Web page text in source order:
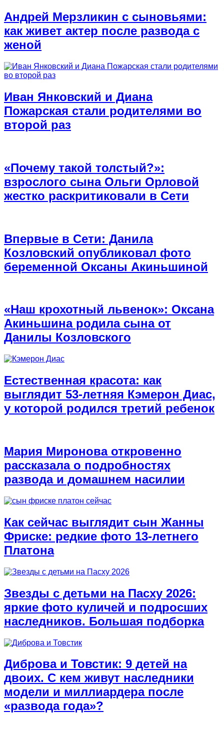
Андрей Мерзликин с сыновьями:
как живет актер после развода с
женой
Иван Янковский и Диана
Пожарская стали родителями во
второй раз
«Почему такой толстый?»:
взрослого сына Ольги Орловой
жестко раскритиковали в Сети
Впервые в Сети: Данила
Козловский опубликовал фото
беременной Оксаны Акиньшиной
«Наш крохотный львенок»: Оксана
Акиньшина родила сына от
Данилы Козловского
Естественная красота: как
выглядит 53-летняя Кэмерон Диас,
у которой родился третий ребенок
Мария Миронова откровенно
рассказала о подробностях
развода и домашнем насилии
Как сейчас выглядит сын Жанны
Фриске: редкие фото 13-летнего
Платона
Звезды с детьми на Пасху 2026:
яркие фото куличей и подросших
наследников. Большая подборка
Диброва и Товстик: 9 детей на
двоих. С кем живут наследники
модели и миллиардера после
«развода года»?